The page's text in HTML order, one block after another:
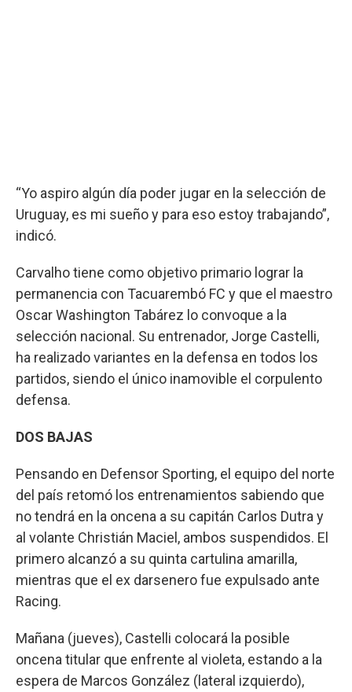
“Yo aspiro algún día poder jugar en la selección de
Uruguay, es mi sueño y para eso estoy trabajando”,
indicó.
Carvalho tiene como objetivo primario lograr la
permanencia con Tacuarembó FC y que el maestro
Oscar Washington Tabárez lo convoque a la
selección nacional. Su entrenador, Jorge Castelli,
ha realizado variantes en la defensa en todos los
partidos, siendo el único inamovible el corpulento
defensa.
DOS BAJAS
Pensando en Defensor Sporting, el equipo del norte
del país retomó los entrenamientos sabiendo que
no tendrá en la oncena a su capitán Carlos Dutra y
al volante Christián Maciel, ambos suspendidos. El
primero alcanzó a su quinta cartulina amarilla,
mientras que el ex darsenero fue expulsado ante
Racing.
Mañana (jueves), Castelli colocará la posible
oncena titular que enfrente al violeta, estando a la
espera de Marcos González (lateral izquierdo),